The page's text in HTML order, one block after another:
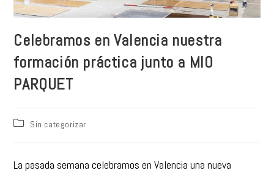
Celebramos en Valencia nuestra
formación práctica junto a MIO
PARQUET
Sin categorizar
La pasada semana celebramos en Valencia una nueva